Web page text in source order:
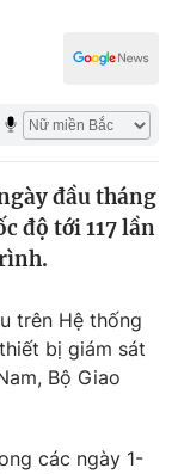
đầu tháng
độ tới 117 lần
trên Hệ thống
bị giám sát
Bộ Giao
các ngày 1-